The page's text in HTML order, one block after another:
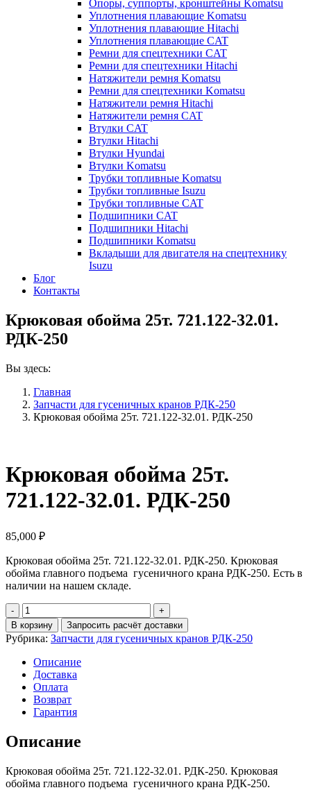
Опоры, суппорты, кронштейны Komatsu
Уплотнения плавающие Komatsu
Уплотнения плавающие Hitachi
Уплотнения плавающие CAT
Ремни для спецтехники CAT
Ремни для спецтехники Hitachi
Натяжители ремня Komatsu
Ремни для спецтехники Komatsu
Натяжители ремня Hitachi
Натяжители ремня CAT
Втулки CAT
Втулки Hitachi
Втулки Hyundai
Втулки Komatsu
Трубки топливные Komatsu
Трубки топливные Isuzu
Трубки топливные CAT
Подшипники CAT
Подшипники Hitachi
Подшипники Komatsu
Вкладыши для двигателя на спецтехнику
Isuzu
Блог
Контакты
Крюковая обойма 25т. 721.122-32.01.
РДК-250
Вы здесь:
Главная
Запчасти для гусеничных кранов РДК-250
Крюковая обойма 25т. 721.122-32.01. РДК-250
Крюковая обойма 25т.
721.122-32.01. РДК-250
85,000 ₽
Крюковая обойма 25т. 721.122-32.01. РДК-250. Крюковая
обойма главного подъема гусеничного крана РДК-250. Есть в
наличии на нашем складе.
Количество
Крюковая
обойма
25т.
721.122-
32.01.
РДК-250
В корзину Запросить расчёт доставки
Рубрика: Запчасти для гусеничных кранов РДК-250
Описание
Доставка
Оплата
Возврат
Гарантия
Описание
Крюковая обойма 25т. 721.122-32.01. РДК-250. Крюковая
обойма главного подъема гусеничного крана РДК-250.